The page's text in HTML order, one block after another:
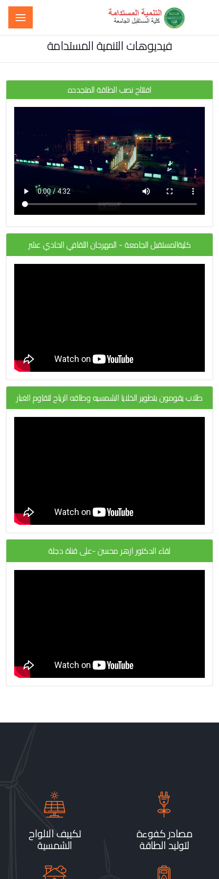
فيديوهات التنمية المستدامة
افتتاح نصب الطاقة المتجدده
كليةالمستقبل الجامعة - المهرجان الثقافي الحادي عشر
طلاب يقومون بتطوير الخلايا الشمسيه وطاقه الرياح لتقاوم الغبار
لقاء الدكتور ازهر محسن -على قناة دجلة
مصادر كفوءة
لتوليد الطاقة
تكييف الالواح
الشمسية